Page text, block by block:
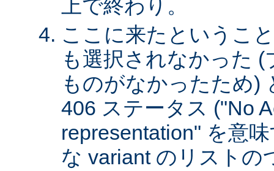
上で終わり。
ここに来たというこ
も選択されなかった
ものがなかったため)
406 ステータス ("No
representation" を意
な variant のリストの